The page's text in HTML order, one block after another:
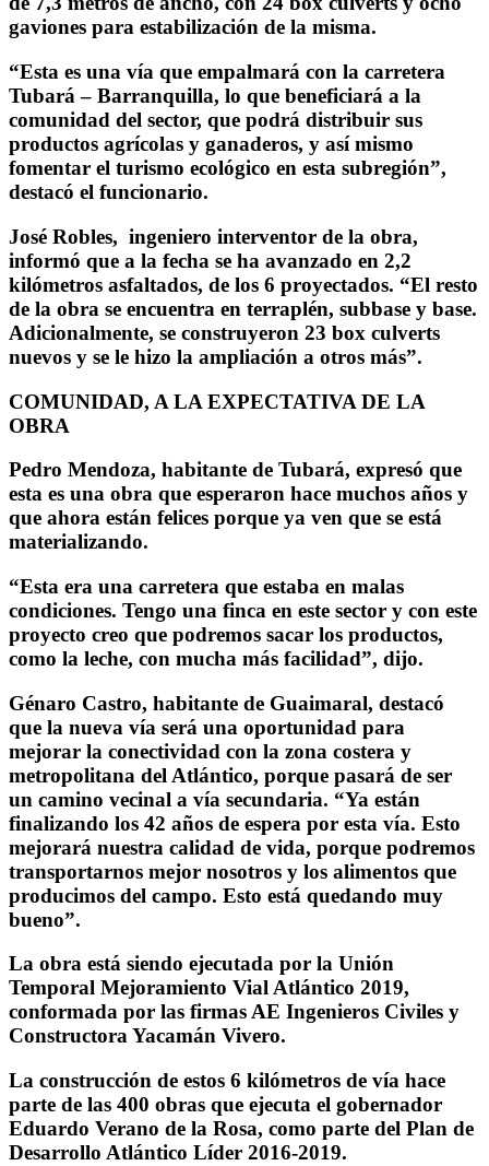
gaviones para estabilización de la misma.
“Esta es una vía que empalmará con la carretera
Tubará – Barranquilla, lo que beneficiará a la
comunidad del sector, que podrá distribuir sus
productos agrícolas y ganaderos, y así mismo
fomentar el turismo ecológico en esta subregión”,
destacó el funcionario.
José Robles, ingeniero interventor de la obra,
informó que a la fecha se ha avanzado en 2,2
kilómetros asfaltados, de los 6 proyectados. “El resto
de la obra se encuentra en terraplén, subbase y base.
Adicionalmente, se construyeron 23 box culverts
nuevos y se le hizo la ampliación a otros más”.
COMUNIDAD, A LA EXPECTATIVA DE LA
OBRA
Pedro Mendoza, habitante de Tubará, expresó que
esta es una obra que esperaron hace muchos años y
que ahora están felices porque ya ven que se está
materializando.
“Esta era una carretera que estaba en malas
condiciones. Tengo una finca en este sector y con este
proyecto creo que podremos sacar los productos,
como la leche, con mucha más facilidad”, dijo.
Génaro Castro, habitante de Guaimaral, destacó
que la nueva vía será una oportunidad para
mejorar la conectividad con la zona costera y
metropolitana del Atlántico, porque pasará de ser
un camino vecinal a vía secundaria. “Ya están
finalizando los 42 años de espera por esta vía. Esto
mejorará nuestra calidad de vida, porque podremos
transportarnos mejor nosotros y los alimentos que
producimos del campo. Esto está quedando muy
bueno”.
La obra está siendo ejecutada por la Unión
Temporal Mejoramiento Vial Atlántico 2019,
conformada por las firmas AE Ingenieros Civiles y
Constructora Yacamán Vivero.
La construcción de estos 6 kilómetros de vía hace
parte de las 400 obras que ejecuta el gobernador
Eduardo Verano de la Rosa, como parte del Plan de
Desarrollo Atlántico Líder 2016-2019.